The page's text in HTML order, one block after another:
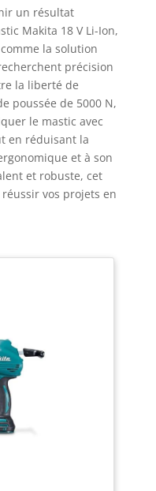
un résultat
Makita 18 V Li-Ion,
la solution
précision
la liberté de
poussée de 5000 N,
le mastic avec
en réduisant la
et à son
et robuste, cet
vos projets en